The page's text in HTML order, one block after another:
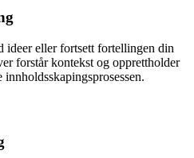
ideer eller fortsett fortellingen din
forstår kontekst og opprettholder